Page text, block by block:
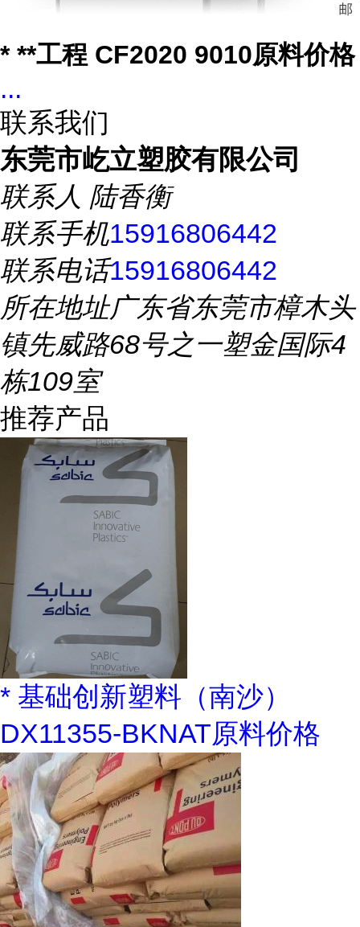
* **工程 CF2020 9010原料价格
...
联系我们
东莞市屹立塑胶有限公司
联系人 陆香衡
联系手机15916806442
联系电话15916806442
所在地址广东省东莞市樟木头
镇先威路68号之一塑金国际4
栋109室
推荐产品
* 基础创新塑料（南沙）
DX11355-BKNAT原料价格